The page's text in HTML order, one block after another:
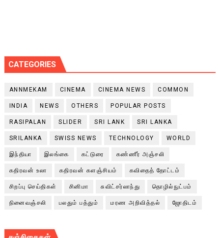
CATEGORIES
ANNMEKAM CINEMA CINEMA NEWS COMMON
INDIA NEWS OTHERS POPULAR POSTS
RASIPALAN SLIDER SRI LANK SRI LANKA
SRILANKA SWISS NEWS TECHNOLOGY WORLD
இந்தியா இலங்கை கட்டுரை கண்ணீர் அஞ்சலி
கதிரவன் உலா கதிரவன் களஞ்சியம் கவிதைத் தோட்டம்
சிறப்பு செய்திகள் சினிமா சுவிட்சர்லாந்து தொழில்நுட்பம்
நினைவஞ்சலி பலதும் பத்தும் மரண அறிவித்தல் ஜோதிடம்